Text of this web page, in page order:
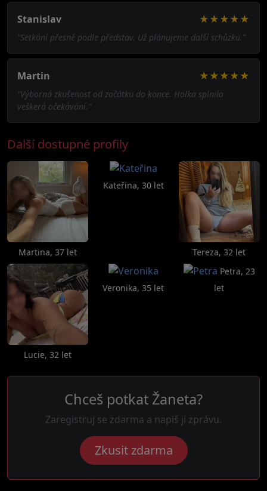
Stanislav ★★★★★
"Setkání přesně podle představ. Už plánujeme další schůzku."
Martin ★★★★★
"Výborná zkušenost od začátku do konce. Holka splnila
veškerá očekávání."
Další dostupné profily
Martina, 37 let
Kateřina, 30 let
Tereza, 32 let
Lucie, 32 let
Veronika, 35 let
Petra, 23
let
Chceš potkat Žaneta?
Zaregistruj se zdarma a napiš jí zprávu.
Zkusit zdarma